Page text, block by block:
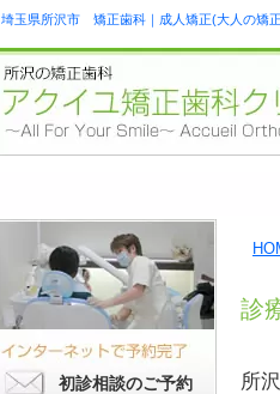
埼玉県所沢市 矯正歯科｜成人矯正(大人の矯
診
所
初診相談のご予約